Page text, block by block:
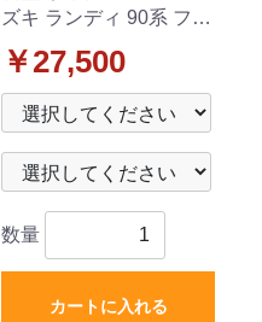
ズキ ランディ 90系 フロ
プマット チェック柄シ
リーズ 社外新品
￥27,500
数量
カートに入れる